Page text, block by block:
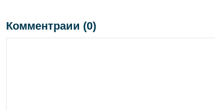
Комментраии (0)